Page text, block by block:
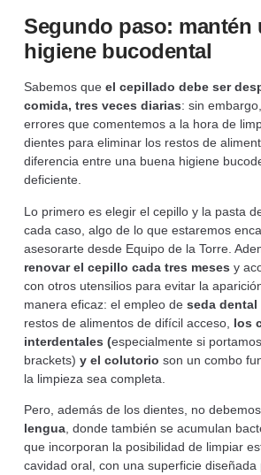
Segundo paso: mantén
higiene bucodental
Sabemos queel cepillado debe ser
comida, tres veces diarias: sin
errores que comentemos a la hora de
dientes para eliminar los restos de
diferencia entre una buena higiene
deficiente.
Lo primero es elegir el cepillo y la pasta
cada caso, algo de lo que estaremos
asesorarte desde Equipo de la Torre.
renovar el cepillo cada tres meses y
con otros utensilios para evitar la
manera eficaz: el empleo deseda dental
restos de alimentos de difícil acceso, los
interdentales (especialmente si
brackets)y el colutorio son un combo
la limpieza sea completa.
Pero, además de los dientes, no
lengua , donde también se acumulan
que incorporan la posibilidad de limpiar
cavidad oral, con una superficie diseñada